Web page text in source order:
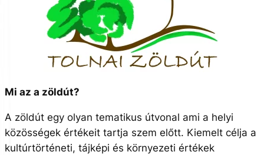
Mi az a zöldút?
A zöldút egy olyan tematikus útvonal ami a helyi
közösségek értékeit tartja szem előtt. Kiemelt célja a
kultúrtörténeti, tájképi és környezeti értékek